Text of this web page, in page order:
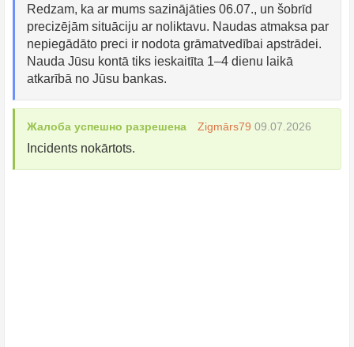
Redzam, ka ar mums sazinājāties 06.07., un šobrīd
precizējām situāciju ar noliktavu. Naudas atmaksa par
nepiegādāto preci ir nodota grāmatvedībai apstrādei.
Nauda Jūsu kontā tiks ieskaitīta 1–4 dienu laikā
atkarībā no Jūsu bankas.
Жалоба успешно разрешена Zigmārs79 09.07.2026
Incidents nokārtots.